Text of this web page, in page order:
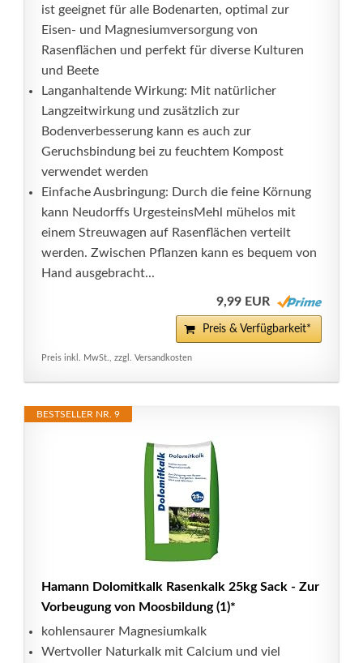
ist geeignet für alle Bodenarten, optimal zur
Eisen- und Magnesiumversorgung von
Rasenflächen und perfekt für diverse Kulturen
und Beete
Langanhaltende Wirkung: Mit natürlicher
Langzeitwirkung und zusätzlich zur
Bodenverbesserung kann es auch zur
Geruchsbindung bei zu feuchtem Kompost
verwendet werden
Einfache Ausbringung: Durch die feine Körnung
kann Neudorffs UrgesteinsMehl mühelos mit
einem Streuwagen auf Rasenflächen verteilt
werden. Zwischen Pflanzen kann es bequem von
Hand ausgebracht...
9,99 EUR
Preis & Verfügbarkeit*
Preis inkl. MwSt., zzgl. Versandkosten
BESTSELLER NR. 9
Hamann Dolomitkalk Rasenkalk 25kg Sack - Zur
Vorbeugung von Moosbildung (1)*
kohlensaurer Magnesiumkalk
Wertvoller Naturkalk mit Calcium und viel